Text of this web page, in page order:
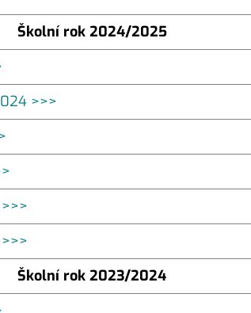
Školní rok 2024/2025
>>>
Školní rok 2023/2024